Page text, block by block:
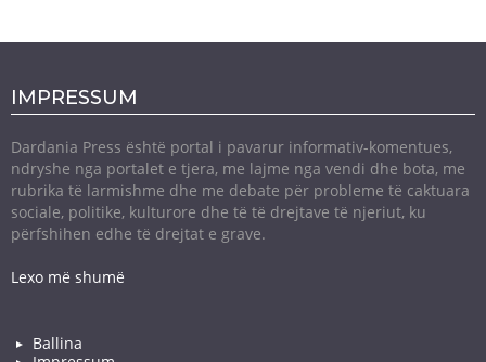
IMPRESSUM
Dardania Press është portal i pavarur informativ-komentues,
ndryshe nga portalet e tjera, me lajme nga vendi dhe bota, me
rubrika të larmishme dhe me debate për probleme të caktuara
sociale, politike, kulturore dhe të të drejtave të njeriut, ku
përfshihen edhe të drejtat e grave.
Lexo më shumë
Ballina